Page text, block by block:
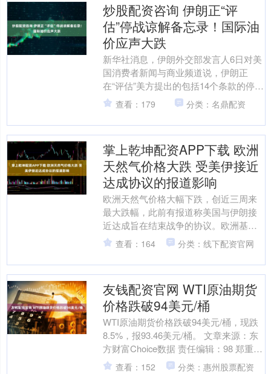
炒股配资咨询 伊朗正“评
估”停战谅解备忘录！国际油
价应声大跌
新华社消息，伊朗外交部发言人6日对美
国消费者新闻与商业频道说，伊朗正
在“评估”美方提出的包括14个条款的停战
谅解备忘录。 央视新闻消息，巴基斯坦
权威消息人士6日....
查看：179 分类：名鼎配资
掌上乾坤配资APP下载 欧洲
天然气价格大跌 受美伊接近
达成协议的报道影响
欧洲天然气价格大幅下跌，创近三周来
最大跌幅，此前有报道称美国与伊朗接
近达成旨在结束战争的协议。欧洲基准
天然气期货价格一度下跌近9%，报42.77
欧元/兆瓦时。....
查看：164 分类：线下配资官网
友钱配资官网 WTI原油期货
价格跌破94美元/桶
WTI原油期货价格跌破94美元/桶，现跌
8.5%，报93.46美元/桶。 文章来源：东
方财富Choice数据 责任编辑：98 郑重声
明：东方财富发布此内容旨在传....
查看：152 分类：惠州股票配资